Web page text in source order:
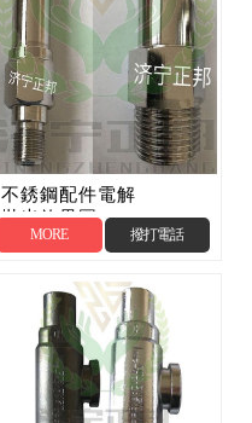
不銹鋼配件電解
拋光效果圖
MORE 撥打電話